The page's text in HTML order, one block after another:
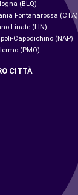
(BLQ)
Fontanarossa (CTA)
Linate (LIN)
Capodichino (NAP)
(PMO)
CITTÀ